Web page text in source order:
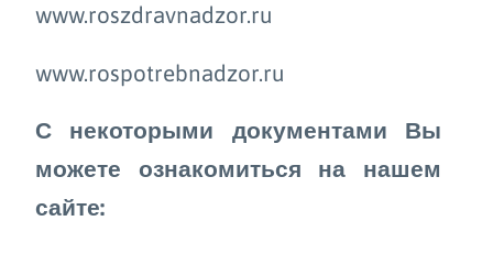
www.roszdravnadzor.ru
www.rospotrebnadzor.ru
С некоторыми документами Вы
можете ознакомиться на нашем
сайте: